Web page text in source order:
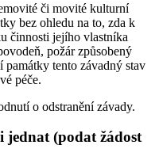
či movité kulturní
bez ohledu na to, zda k
činnosti jejího vlastníka
požár způsobený
tento závadný stav
péče.
o odstranění závady.
jednat (podat žádost